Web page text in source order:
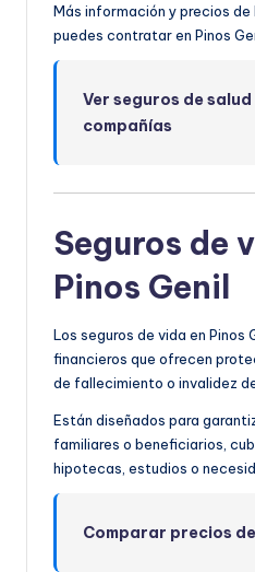
Más información y precios de
puedes contratar en Pinos
Ver seguros de
compañías
Seguros de
Pinos Genil
Los seguros de vida en Pinos
financieros que ofrecen
de fallecimiento o invalidez
Están diseñados para
familiares o beneficiarios,
hipotecas, estudios o
Comparar precios